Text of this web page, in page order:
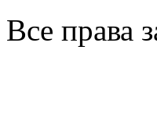
Все права